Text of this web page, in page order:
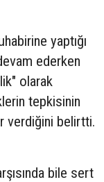
yaptığı
ederken
olarak
tepkisinin
verdiğini belirtti.
bile sert